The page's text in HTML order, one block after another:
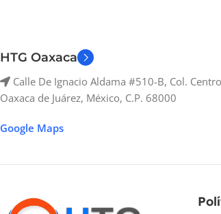
HTG Oaxaca
Calle De Ignacio Aldama #510-B, Col.
Oaxaca de Juárez, México, C.P. 68000
Google Maps